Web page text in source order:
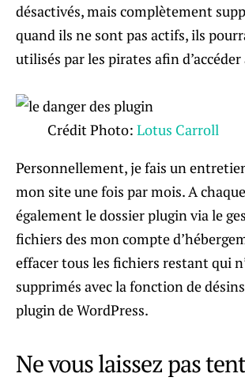
désactivés, mais complètement
quand ils ne sont pas actifs, ils
utilisés par les pirates afin
Crédit Photo: Lotus Carroll
Personnellement, je fais un
mon site une fois par mois. A
également le dossier plugin via le
fichiers des mon compte
effacer tous les fichiers restant qui
supprimés avec la fonction de
plugin de WordPress.
Ne vous laissez pas